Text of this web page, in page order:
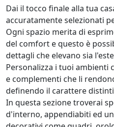
Dai il tocco finale alla tua
accuratamente selezionati
Ogni spazio merita di
del comfort e questo è
dettagli che elevano sia
Personalizza i tuoi ambienti
e complementi che li
definendo il carattere
In questa sezione troverai
d'interno, appendiabiti ed